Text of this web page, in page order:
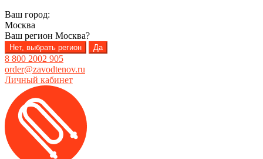
Ваш город:
Москва
Ваш регион Москва?
Нет, выбрать регион Да
8 800 2002 905
order@zavodtenov.ru
Личный кабинет
Перейти
навигации
Перейти
содержимому